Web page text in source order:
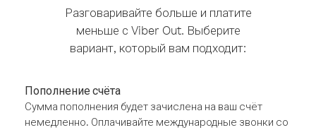
Разговаривайте больше и платите
меньше с Viber Out. Выберите
вариант, который вам подходит:
Пополнение счёта
Сумма пополнения будет зачислена на ваш счёт
немедленно. Оплачивайте международные звонки со